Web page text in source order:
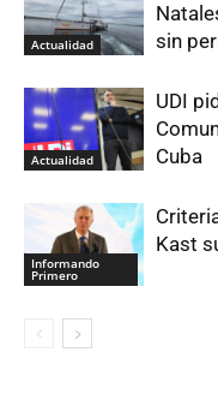
Actualidad
sin
Actualidad
UDI
Cuba
Informando
Primero
Kast